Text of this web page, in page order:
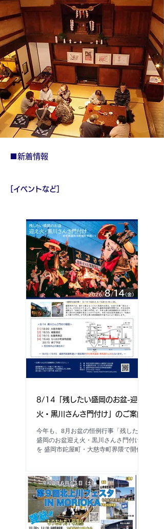
■新着情報
イベントなど
8/14「残したい盛岡のお盆-迎え
火・黒川さんさ門付け」のご案内
今年も、8月お盆の恒例行事「残したい
盛岡のお盆迎え火・黒川さんさ門付け」
を 盛岡市鉈屋町・大慈寺町界隈で開催
路： ※「大慈寺」での門付け終了後
に、鉈屋町の通りから「もりおか町家物
語館」で門付けが行われます。 「細
重酒店」付近～「佐藤青果店」付近～
「もりおか町家物語館（風の広場）」
※18：45～19：45 鉈屋町の通りの一部